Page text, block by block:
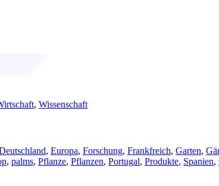
, Wissenschaft
, Europa, Forschung, Frankfreich, Garten,
, palms, Pflanze, Pflanzen, Portugal, Produkte, Spanien,